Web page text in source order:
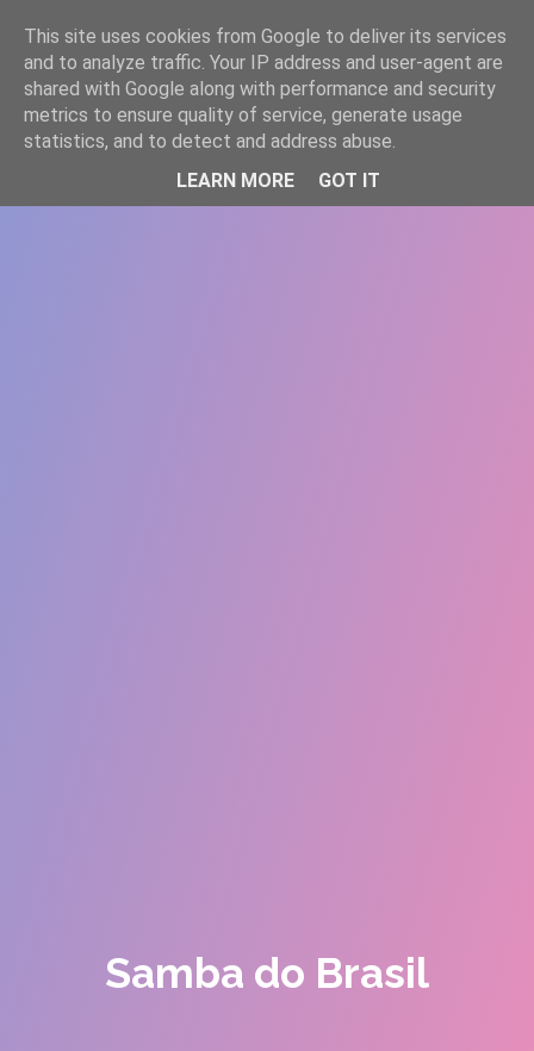
WWW.GAZISTI.RO
Samba do Brasil
This site uses cookies from Google to deliver its services
and to analyze traffic. Your IP address and user-agent are
shared with Google along with performance and security
metrics to ensure quality of service, generate usage
statistics, and to detect and address abuse.
LEARN MORE
GOT IT